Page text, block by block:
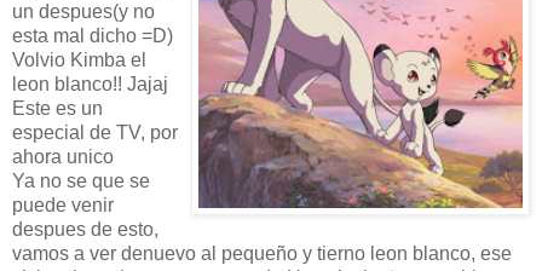
un despues(y no
esta mal dicho =D)
Volvio Kimba el
leon blanco!! Jajaj
Este es un
especial de TV, por
ahora unico
Ya no se que se
puede venir
despues de esto,
vamos a ver denuevo al pequeño y tierno leon blanco, ese